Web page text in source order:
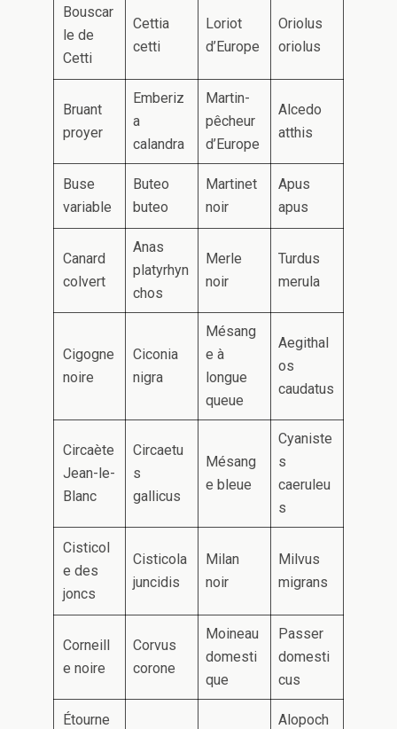
Bouscar
le de
Cetti
Cettia
cetti
Loriot
d’Europe
Oriolus
oriolus
Bruant
proyer
Emberiz
a
calandra
Martin-
pêcheur
d’Europe
Alcedo
atthis
Buse
variable
Buteo
buteo
Martinet
noir
Apus
apus
Canard
colvert
Anas
platyrhyn
chos
Merle
noir
Turdus
merula
Cigogne
noire
Ciconia
nigra
Mésang
e à
longue
queue
Aegithal
os
caudatus
Circaète
Jean-le-
Blanc
Circaetu
s
gallicus
Mésang
e bleue
Cyaniste
s
caeruleu
s
Cisticol
e des
joncs
Cisticola
juncidis
Milan
noir
Milvus
migrans
Corneill
e noire
Corvus
corone
Moineau
domesti
que
Passer
domesti
cus
Étourne
Alopoch